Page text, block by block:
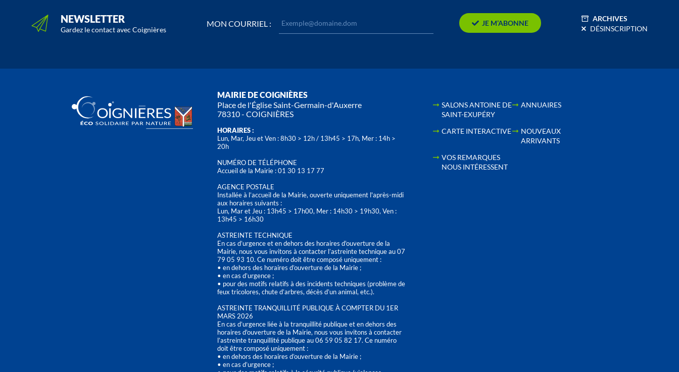
NEWSLETTER
Gardez le contact avec Coignières
MON COURRIEL : JE M’ABONNE
ARCHIVES
DÉSINSCRIPTION
MAIRIE DE COIGNIÈRES
Place de l'Église Saint-Germain-d'Auxerre
78310 - COIGNIÈRES
HORAIRES :
Lun, Mar, Jeu et Ven : 8h30 > 12h / 13h45 > 17h, Mer : 14h >
20h
NUMÉRO DE TÉLÉPHONE
Accueil de la Mairie : 01 30 13 17 77
AGENCE POSTALE
Installée à l’accueil de la Mairie, ouverte uniquement l'après-midi
aux horaires suivants :
Lun, Mar et Jeu : 13h45 > 17h00, Mer : 14h30 > 19h30, Ven :
13h45 > 16h30
ASTREINTE TECHNIQUE
En cas d’urgence et en dehors des horaires d'ouverture de la
Mairie, nous vous invitons à contacter l’astreinte technique au 07
79 05 93 10. Ce numéro doit être composé uniquement :
• en dehors des horaires d’ouverture de la Mairie ;
• en cas d’urgence ;
• pour des motifs relatifs à des incidents techniques (problème de
feux tricolores, chute d’arbres, décès d’un animal, etc.).
ASTREINTE TRANQUILLITÉ PUBLIQUE À COMPTER DU 1ER
MARS 2026
En cas d’urgence liée à la tranquillité publique et en dehors des
horaires d'ouverture de la Mairie, nous vous invitons à contacter
l’astreinte tranquillité publique au 06 59 05 82 17. Ce numéro
doit être composé uniquement :
• en dehors des horaires d’ouverture de la Mairie ;
• en cas d’urgence ;
SALONS ANTOINE DE
SAINT-EXUPÉRY
ANNUAIRES
CARTE INTERACTIVE
NOUVEAUX
ARRIVANTS
VOS REMARQUES
NOUS INTÉRESSENT